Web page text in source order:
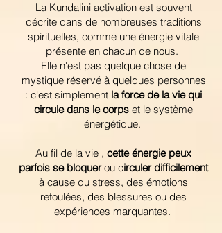
La Kundalini activation est souvent
décrite dans de nombreuses traditions
spirituelles, comme une énergie vitale
présente en chacun de nous.
Elle n'est pas quelque chose de
mystique réservé à quelques personnes
: c'est simplement la force de la vie qui
circule dans le corps et le système
énergétique.
Au fil de la vie , cette énergie peux
parfois se bloquerou circuler difficilement
à cause du stress, des émotions
refoulées, des blessures ou des
expériences marquantes.